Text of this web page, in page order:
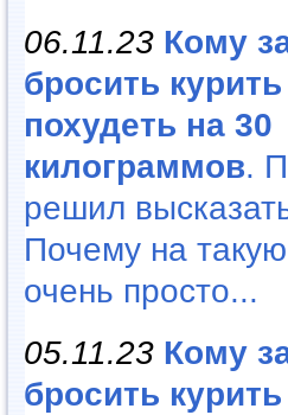
06.11.23 Кому
бросить
похудеть на 30
килограммов.
решил
Почему на
очень просто...
05.11.23 Кому
бросить